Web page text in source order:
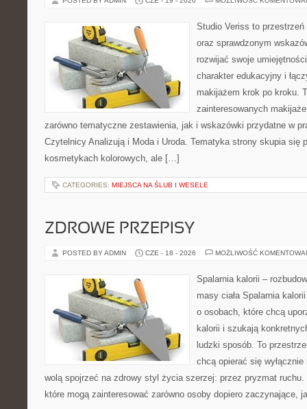
Studio Veriss to
oraz sprawdzonym
rozwijać swoje
charakter edukacyjny i
makijażem krok po kroku.
zainteresowanych
zarówno tematyczne zestawienia, jak i wskazówki przydatne w
Czytelnicy Analizują i Moda i Uroda. Tematyka strony skupia się
kosmetykach kolorowych, ale […]
CATEGORIES: MIEJSCA NA ŚLUB I WESELE
ZDROWE PRZEPISY
POSTED BY ADMIN CZE - 18 - 2026 MOŻLIWOŚĆ
Spalarnia kalorii –
masy ciała Spalarnia
o osobach, które chcą
kalorii i szukają
ludzki sposób. To
chcą opierać się
wolą spojrzeć na zdrowy styl życia szerzej: przez pryzmat
które mogą zainteresować zarówno osoby dopiero